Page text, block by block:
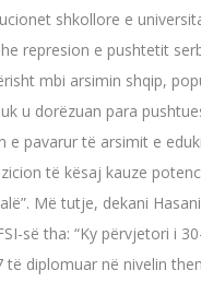
shkollore e
represion e pushtetit
mbi arsimin shqip,
u dorëzuan para
e pavarur të arsimit e
të kësaj kauze
Më tutje, dekani
së tha: “Ky përvjetori i
të diplomuar në nivelin